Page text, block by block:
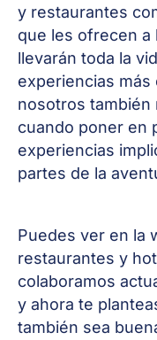
y restaurantes
que les ofrecen a
llevarán toda la
experiencias
nosotros también
cuando poner en
experiencias
partes de la
Puedes ver en la
restaurantes y
colaboramos
y ahora te
también sea